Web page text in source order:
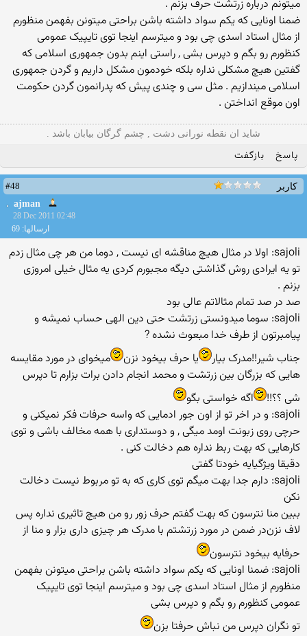
میتونم درباره زرتشت حرف بزنم .
ضمنا اونایی که یکم سواد داشته باشن براحتی میتونن بفهمن منظورم
از مثال استاد اسدی چی بود و میترسم اینجا توی تایپیک عمومی
کنظورم رو بگم و دپرس بشی , راستی اینم بدون جمهوری اسلامی که
گفتین هیچ مشکلی نداره بلکه خودمون مشکل داریم و گردن جمهوری
اسلامی میندازیم . مثل سی و چندی پیش که پدرانمون گردن حکومت
اون موقع انداختن .
شاید ان نقطه نورانی دشت , چشم گرگان بیابان باشد .
پاسخ بازگفت
کاربر
#48
ajman
28 Dec 2011 02:48
ارسالها: 69
sajoli: اولا در مثال هیچ مناقشه ای نیست , دوما من هر چی مثال زدم
تو یه ایرادی روش گذاشتی دیگه مجبورم کردی یه مثال خیلی امروزی
بزنم .
صد در صد تمام مثالاتم عالی بود
sajoli: سوما میدونستی زرتشت حتی دین الهی حساب نمیشه و
پیامبرتون از طرف خدا مبعوث نشده ?
جناب شیر!!مدرک بیار
یا حرف بیخود نزن
میخوای در مورد مقایسه
هایی که بزرگان بین زرتشت و محمد انجام دادن برات بزارم تا دپرس
شی ؟؟!!
اگه خواستی بگو
sajoli: و در اخر تو از اون جور ادمایی که واسه حرفات فکر نمیکنی و
حرچی روی زبونت اومد میگی , و دوستداری با همه مخالف باشی و توی
کارهایی که بهت ربط نداره هم دخالت کنی .
دقیقا ویژگیایه خودتا گفتی
sajoli: دارم جدا بهت میگم توی کاری که به تو مربوط نیست دخالت
نکن
ببین منا نترسون که بهت گفتم حرف زور رو من هیچ تاثیری نداره پس
لاف نزندر ضمن در مورد زرتشتم با مدرک هر چیزی داری بزار و منا از
حرفایه بیخود نترسون
sajoli: ضمنا اونایی که یکم سواد داشته باشن براحتی میتونن بفهمن
منظورم از مثال استاد اسدی چی بود و میترسم اینجا توی تایپیک
عمومی کنظورم رو بگم و دپرس بشی
تو نگران دپرس من نباش حرفتا بزن